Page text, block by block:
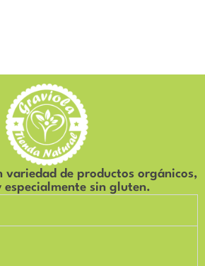
variedad de productos orgánicos,
especialmente sin gluten.